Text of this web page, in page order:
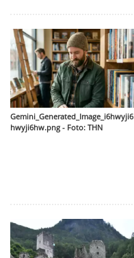
Gemini_Generated_Image_i6hwyji6
hwyji6hw.png - Foto: THN